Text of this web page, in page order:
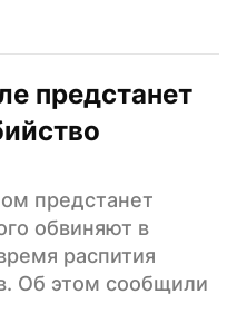
предстанет
предстанет
обвиняют в
распития
Об этом сообщили